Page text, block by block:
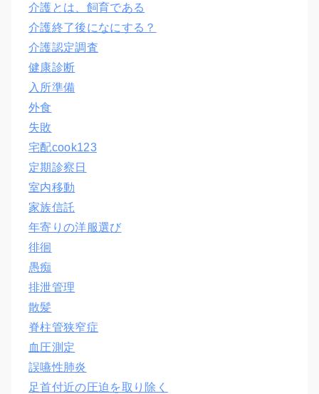
介護とは、飼育である
介護終了後になにする？
介護認定調査
健康診断
入所準備
外食
失敗
宅配cook123
定期診察日
室内移動
家族信託
年寄りの洋服選び
徘徊
愚痴
排泄管理
散髪
脊柱管狭窄症
血圧測定
誤嚥性肺炎
足首付近の圧迫を取り除く